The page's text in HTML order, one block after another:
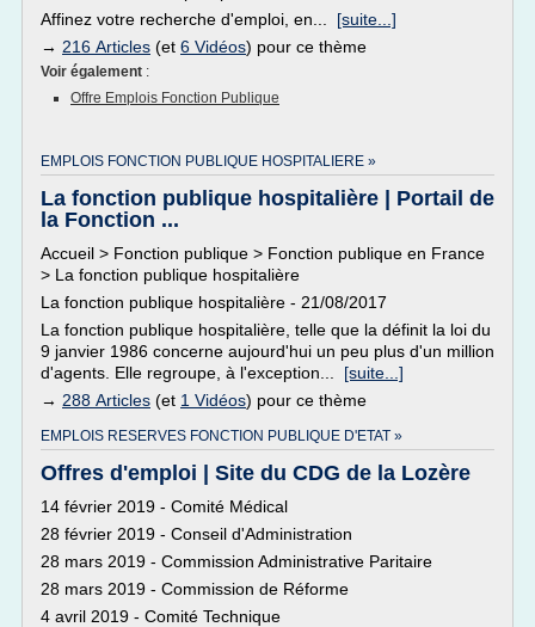
Affinez votre recherche d'emploi, en... [suite...]
→ 216 Articles (et 6 Vidéos) pour ce thème
Voir également :
Offre Emplois Fonction Publique
EMPLOIS FONCTION PUBLIQUE HOSPITALIERE »
La fonction publique hospitalière | Portail de
la Fonction ...
Accueil > Fonction publique > Fonction publique en France
> La fonction publique hospitalière
La fonction publique hospitalière - 21/08/2017
La fonction publique hospitalière, telle que la définit la loi du
9 janvier 1986 concerne aujourd'hui un peu plus d'un million
d'agents. Elle regroupe, à l'exception... [suite...]
→ 288 Articles (et 1 Vidéos) pour ce thème
EMPLOIS RESERVES FONCTION PUBLIQUE D'ETAT »
Offres d'emploi | Site du CDG de la Lozère
14 février 2019 - Comité Médical
28 février 2019 - Conseil d'Administration
28 mars 2019 - Commission Administrative Paritaire
28 mars 2019 - Commission de Réforme
4 avril 2019 - Comité Technique